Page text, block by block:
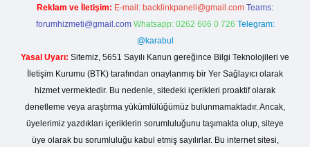
Reklam ve İletişim: E-mail: backlinkpaneli@gmail.com Teams:
forumhizmeti@gmail.com Whatsapp: 0262 606 0 726 Telegram:
@karabul
Yasal Uyarı: Sitemiz, 5651 Sayılı Kanun gereğince Bilgi Teknolojileri ve
İletişim Kurumu (BTK) tarafından onaylanmış bir Yer Sağlayıcı olarak
hizmet vermektedir. Bu nedenle, sitedeki içerikleri proaktif olarak
denetleme veya araştırma yükümlülüğümüz bulunmamaktadır. Ancak,
üyelerimiz yazdıkları içeriklerin sorumluluğunu taşımakta olup, siteye
üye olarak bu sorumluluğu kabul etmiş sayılırlar. Bu internet sitesi,